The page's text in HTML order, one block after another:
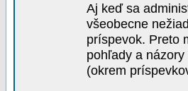
Aj keď sa
všeobecne
príspevok. Preto
pohľady a
(okrem